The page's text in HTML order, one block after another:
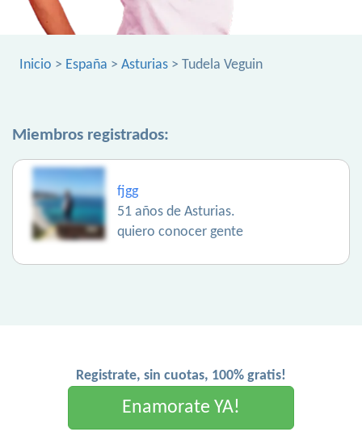
Inicio > España > Asturias > Tudela Veguin
Miembros registrados:
fjgg
51 años de Asturias.
quiero conocer gente
Registrate, sin cuotas, 100% gratis!
Enamorate YA!